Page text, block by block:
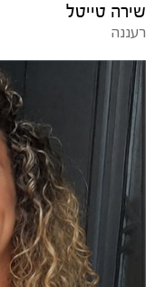
שירה טייטל
רעננה